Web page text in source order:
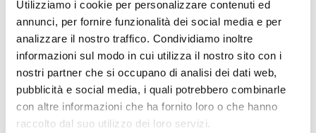
Utilizziamo i cookie per personalizzare contenuti ed
annunci, per fornire funzionalità dei social media e per
analizzare il nostro traffico. Condividiamo inoltre
informazioni sul modo in cui utilizza il nostro sito con i
nostri partner che si occupano di analisi dei dati web,
pubblicità e social media, i quali potrebbero combinarle
con altre informazioni che ha fornito loro o che hanno
raccolto dal suo utilizzo dei loro servizi.
Nome*
E-mail*